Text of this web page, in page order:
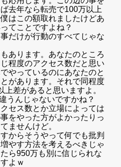
去年なら転売で100万以上
はこの額取れましたけどあ
てことですよね？
だけが行動のすべてじゃな
あります。あなたのところ
程度のアクセス数だと思い
やっているのにあなたのと
があります。それで同程度
差があると思いますよ。
うんじゃないですかね？
セス数とか立場によっては
をやった方がよかったりっ
ませんけど。
からそうやって何でも批判
やす方法を考えるべきじゃ
ら950万も別に信じられな
よｗ